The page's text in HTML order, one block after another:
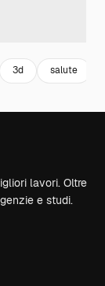
3d salute
lavori. Oltre
e studi.